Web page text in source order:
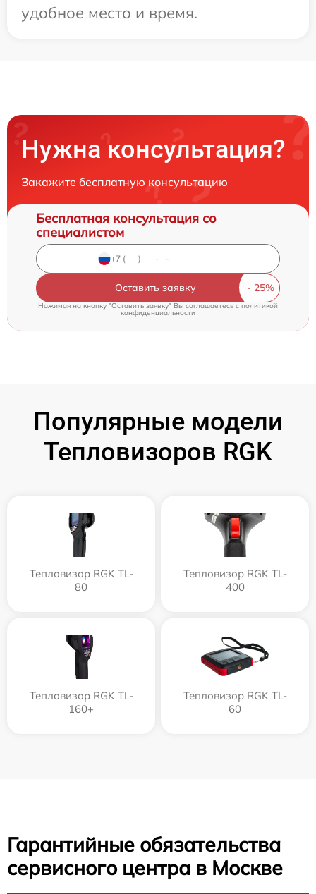
удобное место и время.
Нужна консультация?
Закажите бесплатную консультацию
Бесплатная консультация со
специалистом
Оставить заявку
Нажимая на кнопку "Оставить заявку" Вы соглашаетесь cполитикой
конфиденциальности
Популярные модели
Тепловизоров RGK
Тепловизор RGK TL-
80
Тепловизор RGK TL-
400
Тепловизор RGK TL-
160+
Тепловизор RGK TL-
60
Гарантийные обязательства
сервисного центра в Москве